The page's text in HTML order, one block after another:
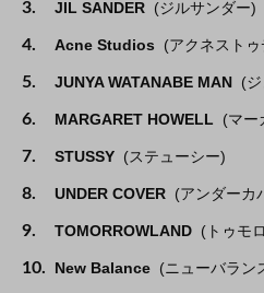
3. JIL SANDER (ジルサンダー)
4. Acne Studios (アクネスト
5. JUNYA WATANABE MAN (
6. MARGARET HOWELL (マー
7. STUSSY (ステューシー)
8. UNDER COVER (アンダーカ
9. TOMORROWLAND (トゥモ
10. New Balance (ニューバラン